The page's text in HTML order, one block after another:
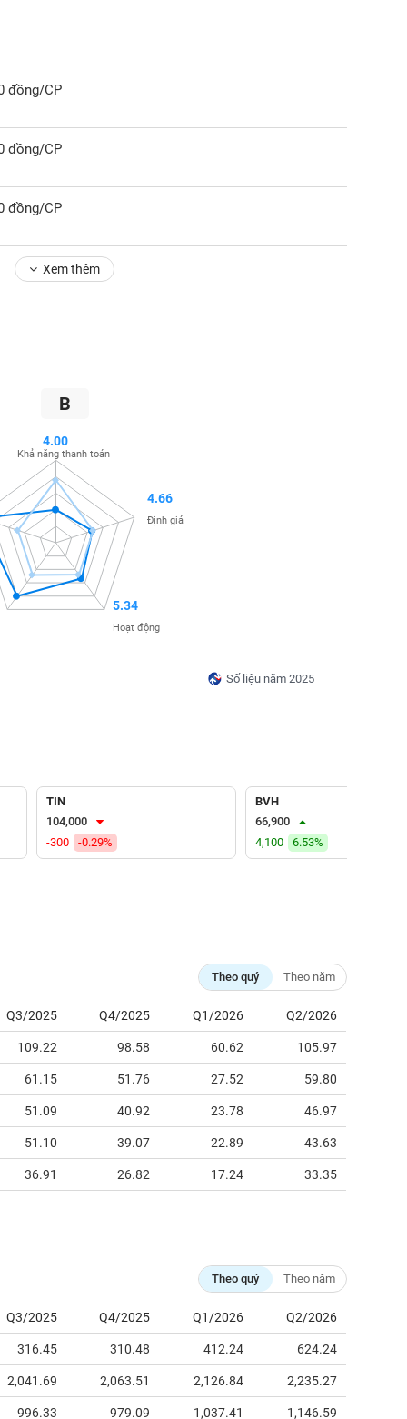
đồng/CP
đồng/CP
đồng/CP
Xem thêm
B
Số liệu năm 2025
4.00
Khả năng thanh toán
4.66
Định giá
5.34
Hoạt động
TIN
104,000
-300
-0.29%
BVH
66,900
4,100
6.53%
Theo quý Theo năm
Q3/2025 Q4/2025 Q1/2026 Q2/2026
109.22 98.58 60.62 105.97
61.15 51.76 27.52 59.80
51.09 40.92 23.78 46.97
51.10 39.07 22.89 43.63
36.91 26.82 17.24 33.35
Theo quý Theo năm
Q3/2025 Q4/2025 Q1/2026 Q2/2026
316.45 310.48 412.24 624.24
2,041.69 2,063.51 2,126.84 2,235.27
996.33 979.09 1,037.41 1,146.59